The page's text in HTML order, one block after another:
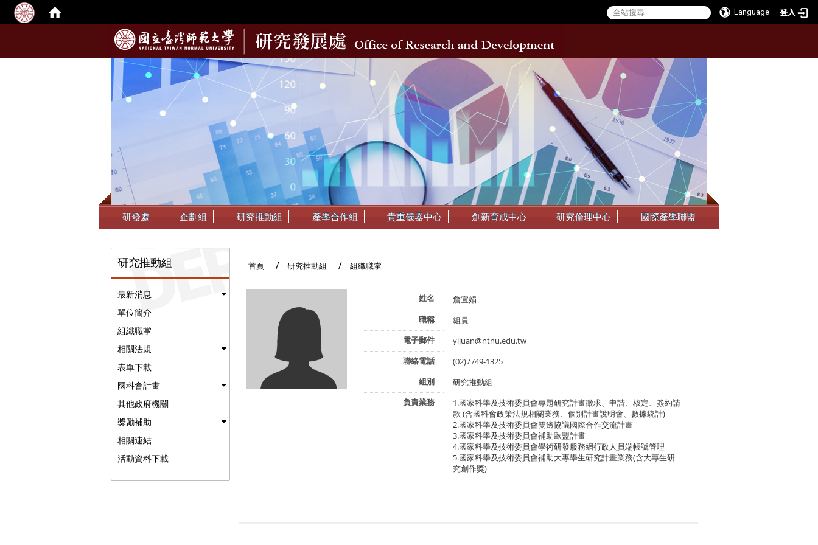
Language 登入
::: 研發處 企劃組 研究推動組 產學合作組 貴重儀器中心 創新育成中心 研究倫理中心 國際產學聯盟
研究推動組
最新消息
單位簡介
組織職掌
相關法規
表單下載
國科會計畫
其他政府機關
獎勵補助
相關連結
活動資料下載
首頁 研究推動組 組織職掌
姓名
詹宜娟
職稱
組員
電子郵件
yijuan@ntnu.edu.tw
聯絡電話
(02)7749-1325
組別
研究推動組
負責業務
1.國家科學及技術委員會專題研究計畫徵求、申請、核定、簽約請
款 (含國科會政策法規相關業務、個別計畫說明會、數據統計)
2.國家科學及技術委員會雙邊協議國際合作交流計畫
3.國家科學及技術委員會補助歐盟計畫
4.國家科學及技術委員會學術研發服務網行政人員端帳號管理
5.國家科學及技術委員會補助大專學生研究計畫業務(含大專生研
究創作獎)